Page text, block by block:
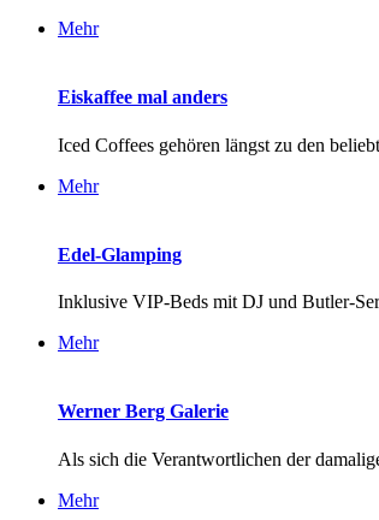
Mehr
Eiskaffee mal anders
Iced Coffees gehören längst zu den
Mehr
Edel-Glamping
Inklusive VIP-Beds mit DJ und Butler-
Mehr
Werner Berg Galerie
Als sich die Verantwortlichen der
Mehr